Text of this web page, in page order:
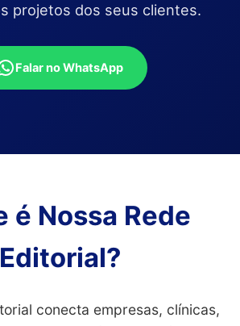
projetos dos seus clientes.
Falar no WhatsApp
é Nossa Rede
Editorial?
conecta empresas, clínicas,